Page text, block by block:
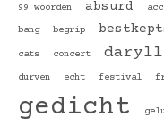
99 woorden absurd
bang begrip
cats concert
durven echt festival
gedicht